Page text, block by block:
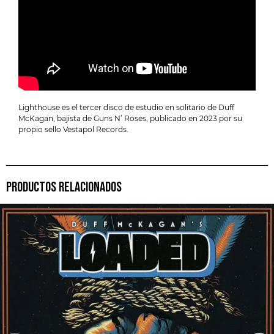
Lighthouse es el tercer disco de estudio en solitario de Duff
McKagan, bajista de Guns N’ Roses, publicado en 2023 por su
propio sello Vestapol Records.
PRODUCTOS RELACIONADOS